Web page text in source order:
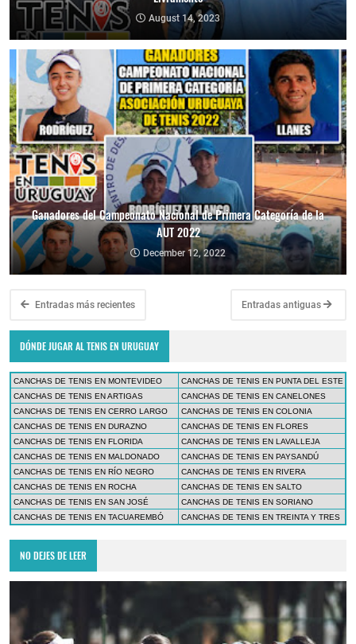
August 14, 2023
Ganadores del Campeonato Nacional de Primera Categoría de la
AUT 2022
December 12, 2022
Entradas más recientes Entradas antiguas
DÓNDE JUGAR AL TENIS EN URUGUAY
CANCHAS DE TENIS EN MONTEVIDEO
CANCHAS DE TENIS EN PUNTA DEL ESTE
CANCHAS DE TENIS EN ARTIGAS
CANCHAS DE TENIS EN CANELONES
CANCHAS DE TENIS EN CERRO LARGO
CANCHAS DE TENIS EN COLONIA
CANCHAS DE TENIS EN DURAZNO
CANCHAS DE TENIS EN FLORES
CANCHAS DE TENIS EN FLORIDA
CANCHAS DE TENIS EN LAVALLEJA
CANCHAS DE TENIS EN MALDONADO
CANCHAS DE TENIS EN PAYSANDÚ
CANCHAS DE TENIS EN RÍO NEGRO
CANCHAS DE TENIS EN RIVERA
CANCHAS DE TENIS EN ROCHA
CANCHAS DE TENIS EN SALTO
CANCHAS DE TENIS EN SAN JOSÉ
CANCHAS DE TENIS EN SORIANO
CANCHAS DE TENIS EN TACUAREMBÓ
CANCHAS DE TENIS EN TREINTA Y TRES
NO DEJES DE LEER